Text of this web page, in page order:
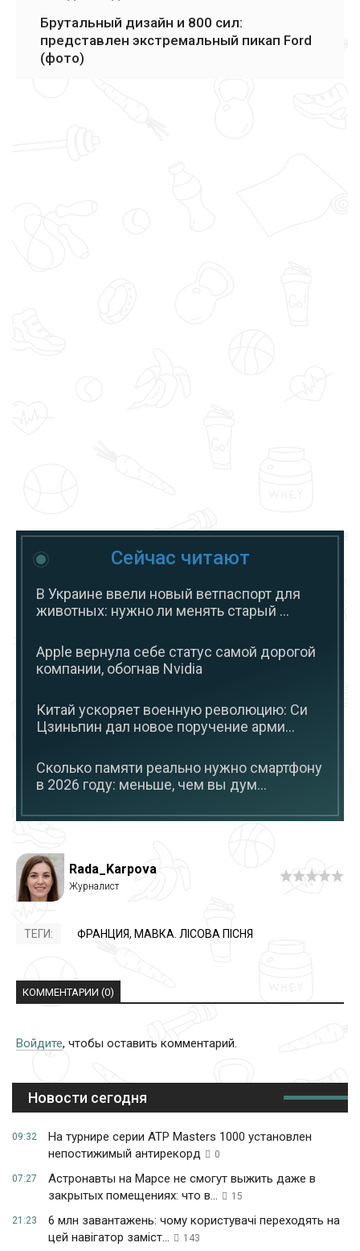
Брутальный дизайн и 800 сил:
представлен экстремальный пикап Ford
(фото)
Сейчас читают
В Украине ввели новый ветпаспорт для
животных: нужно ли менять старый ...
Apple вернула себе статус самой дорогой
компании, обогнав Nvidia
Китай ускоряет военную революцию: Си
Цзиньпин дал новое поручение арми...
Сколько памяти реально нужно смартфону
в 2026 году: меньше, чем вы дум...
Rada_Karpova
ТЕГИ: ФРАНЦИЯ, МАВКА. ЛІСОВА ПІСНЯ
КОММЕНТАРИИ (0)
Войдите, чтобы оставить комментарий.
Новости сегодня
09:32
На турнире серии ATP Masters 1000 установлен
непостижимый антирекорд
0
07:27
Астронавты на Марсе не смогут выжить даже в
закрытых помещениях: что в...
15
21:23
6 млн завантажень: чому користувачі переходять на
цей навігатор заміст...
143